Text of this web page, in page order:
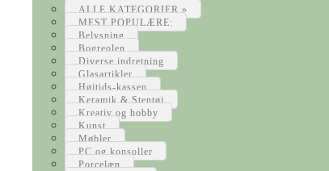
ALLE KATEGORIER »
MEST POPULÆRE:
Belysning
Bogreolen
Diverse indretning
Glasartikler
Højtids-kassen
Keramik & Stentøj
Kreativ og hobby
Kunst
Møbler
PC og konsoller
Porcelæn